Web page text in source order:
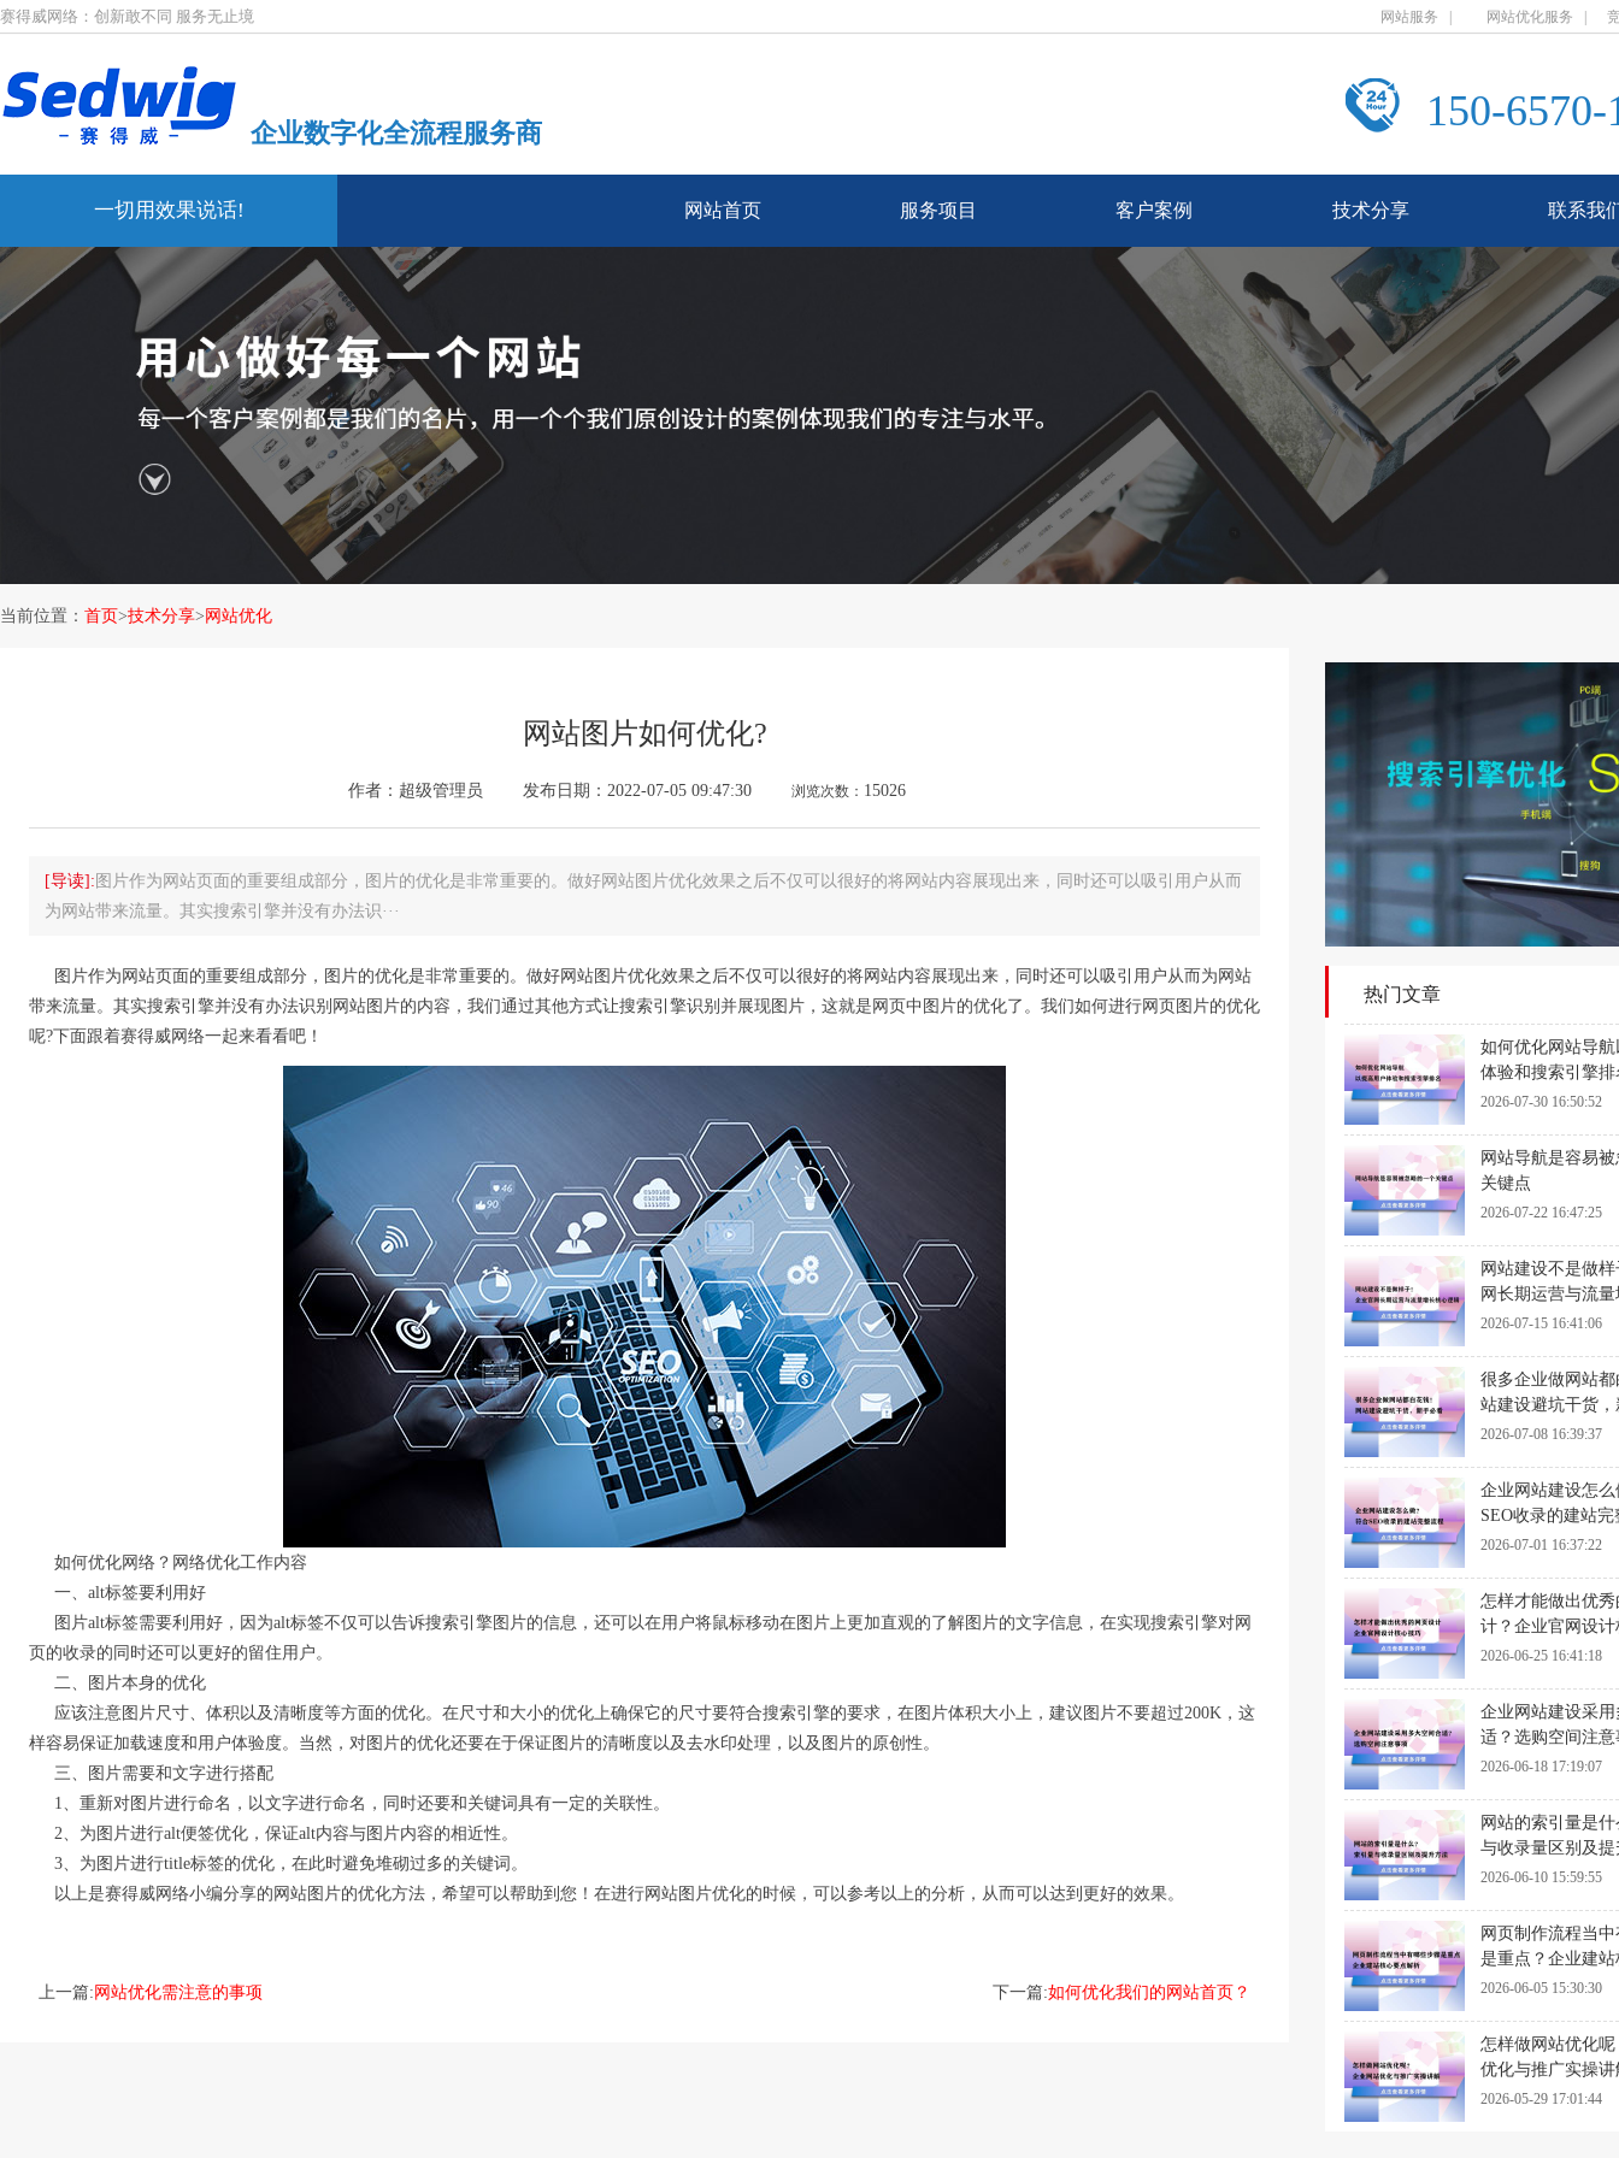
赛得威网络：创新敢不同 服务无止境 网站服务 网站优化服务
企业数字化全流程服务商 150-6570-
一切用效果说话! 网站首页 服务项目 客户案例 技术分享 联系我
当前位置： 首页>技术分享> 网站优化
网站图片如何优化?
作者：超级管理员 发布日期：2022-07-05 09:47:30 浏览次数： 15026
[导读]: 图片作为网站页面的重要组成部分，图片的优化是非常重要的。做好网站图片优化效果之后不仅可以很好的将网站内容展现出来，同时还可以吸引用户从而
为网站带来流量。其实搜索引擎并没有办法识···
图片作为网站页面的重要组成部分，图片的优化是非常重要的。做好网站图片优化效果之后不仅可以很好的将网站内容展现出来，同时还可以吸引用户从而为网站
带来流量。其实搜索引擎并没有办法识别网站图片的内容，我们通过其他方式让搜索引擎识别并展现图片，这就是网页中图片的优化了。我们如何进行网页图片的优化
呢?下面跟着赛得威网络一起来看看吧！
如何优化网络？网络优化工作内容
一、alt标签要利用好
图片alt标签需要利用好，因为alt标签不仅可以告诉搜索引擎图片的信息，还可以在用户将鼠标移动在图片上更加直观的了解图片的文字信息，在实现搜索引擎对网
页的收录的同时还可以更好的留住用户。
二、图片本身的优化
应该注意图片尺寸、体积以及清晰度等方面的优化。在尺寸和大小的优化上确保它的尺寸要符合搜索引擎的要求，在图片体积大小上，建议图片不要超过200K，这
样容易保证加载速度和用户体验度。当然，对图片的优化还要在于保证图片的清晰度以及去水印处理，以及图片的原创性。
三、图片需要和文字进行搭配
1、重新对图片进行命名，以文字进行命名，同时还要和关键词具有一定的关联性。
2、为图片进行alt便签优化，保证alt内容与图片内容的相近性。
3、为图片进行title标签的优化，在此时避免堆砌过多的关键词。
以上是赛得威网络小编分享的网站图片的优化方法，希望可以帮助到您！在进行网站图片优化的时候，可以参考以上的分析，从而可以达到更好的效果。
上一篇: 网站优化需注意的事项 下一篇:如何优化我们的网站首页？
热门文章
如何优化网站导
体验和搜索引擎排
2026-07-30 16:50:52
网站导航是容易
关键点
2026-07-22 16:47:25
网站建设不是做
网长期运营与流
辑
2026-07-15 16:41:06
很多企业做网站
站建设避坑干货
2026-07-08 16:39:37
企业网站建设怎
SEO收录的建站完
2026-07-01 16:37:22
怎样才能做出优
计？企业官网设
2026-06-25 16:41:18
企业网站建设采
适？选购空间注意
2026-06-18 17:19:07
网站的索引量是
与收录量区别及提
2026-06-10 15:59:55
网页制作流程当
是重点？企业建
析
2026-06-05 15:30:30
怎样做网站优化
优化与推广实操讲
2026-05-29 17:01:44